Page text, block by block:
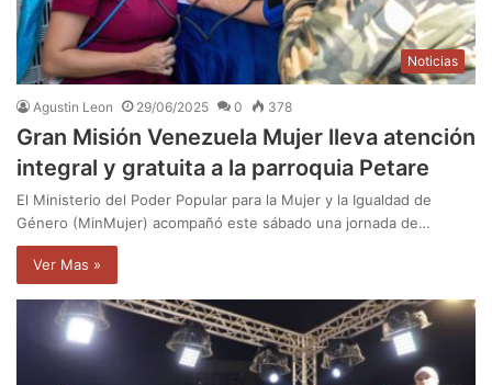
Noticias
Agustin Leon 29/06/2025 0 378
Gran Misión Venezuela Mujer lleva atención
integral y gratuita a la parroquia Petare
El Ministerio del Poder Popular para la Mujer y la Igualdad de
Género (MinMujer) acompañó este sábado una jornada de…
Ver Mas »